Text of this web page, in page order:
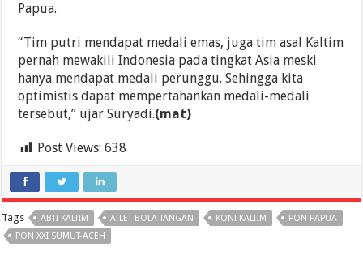
Papua.
“Tim putri mendapat medali emas, juga tim asal Kaltim
pernah mewakili Indonesia pada tingkat Asia meski
hanya mendapat medali perunggu. Sehingga kita
optimistis dapat mempertahankan medali-medali
tersebut,” ujar Suryadi.(mat)
Post Views: 638
Tags ABTI KALTIM ATLET BOLA TANGAN KONI KALTIM
PON PAPUA
PON XXI SUMUT-ACEH